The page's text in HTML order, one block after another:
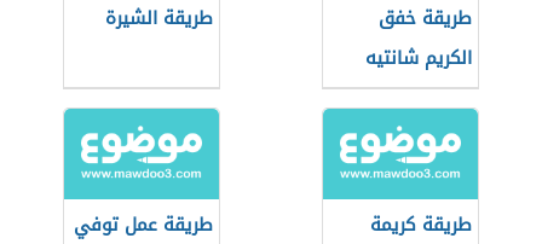
طريقة خفق
الكريم شانتيه
طريقة الشيرة
طريقة كريمة
طريقة عمل توفي